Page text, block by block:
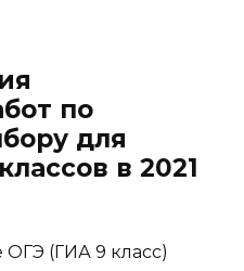
по
для
в 2021
(ГИА 9 класс)